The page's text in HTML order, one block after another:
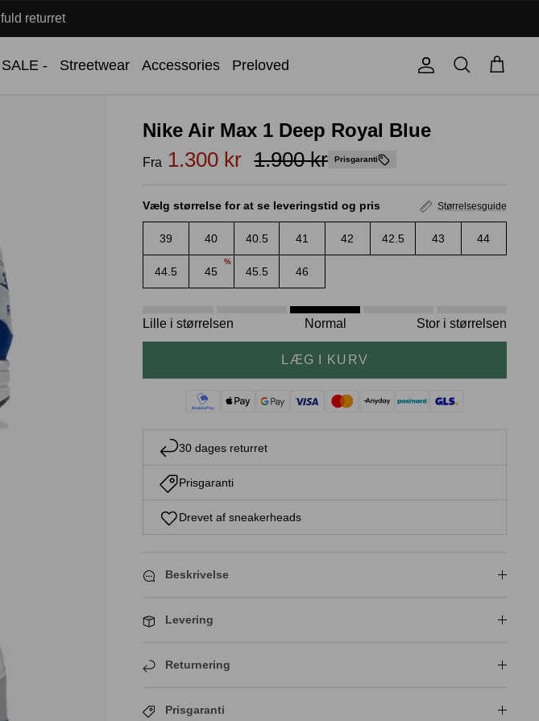
- Streetwear Accessories Preloved Konto
Søg
Kurv
Nike Air Max 1 Deep Royal Blue
Fra 1.300 kr 1.900 kr Prisgaranti
Vælg størrelse for at se leveringstid og pris Størrelsesguide
39 40 40.5 41 42 42.5 43 44
44.5 45
%
45.5 46
Lille i størrelsen Normal Stor i størrelsen
LÆG I KURV
30 dages returret
Prisgaranti
Drevet af sneakerheads
Beskrivelse
Levering
Returnering
Prisgaranti